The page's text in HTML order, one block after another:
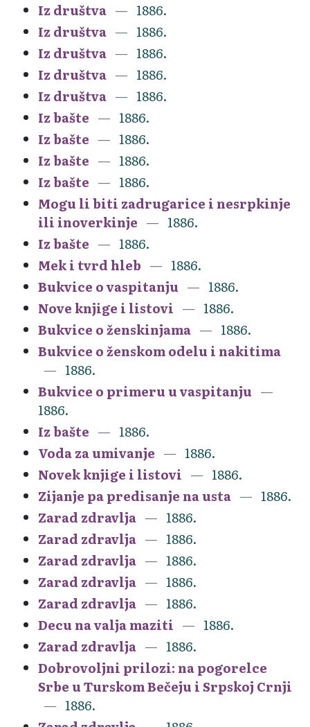
Iz društva
1886.
Iz društva
1886.
Iz društva
1886.
Iz društva
1886.
Iz društva
1886.
Iz bašte
1886.
Iz bašte
1886.
Iz bašte
1886.
Iz bašte
1886.
Mogu li biti zadrugarice i nesrpkinje
ili inoverkinje
1886.
Iz bašte
1886.
Mek i tvrd hleb
1886.
Bukvice o vaspitanju
1886.
Nove knjige i listovi
1886.
Bukvice o ženskinjama
1886.
Bukvice o ženskom odelu i nakitima
1886.
Bukvice o primeru u vaspitanju
1886.
Iz bašte
1886.
Voda za umivanje
1886.
Novek knjige i listovi
1886.
Zijanje pa predisanje na usta
1886.
Zarad zdravlja
1886.
Zarad zdravlja
1886.
Zarad zdravlja
1886.
Zarad zdravlja
1886.
Zarad zdravlja
1886.
Decu na valja maziti
1886.
Zarad zdravlja
1886.
Dobrovoljni prilozi: na pogorelce
Srbe u Turskom Bečeju i Srpskoj Crnji
1886.